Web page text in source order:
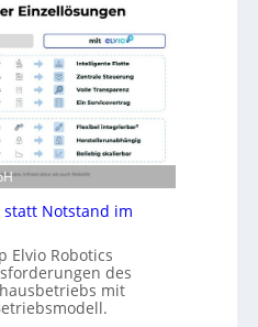
statt Notstand im
Elvio Robotics
des
mit